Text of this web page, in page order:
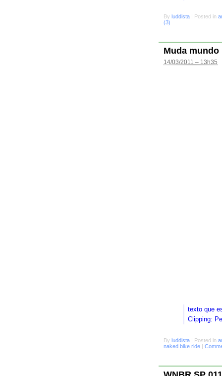
By luddista Posted in
(3)
Muda mundo
14/03/2011 – 13h35
texto que
Clipping:
By luddista | Posted in
naked bike ride |